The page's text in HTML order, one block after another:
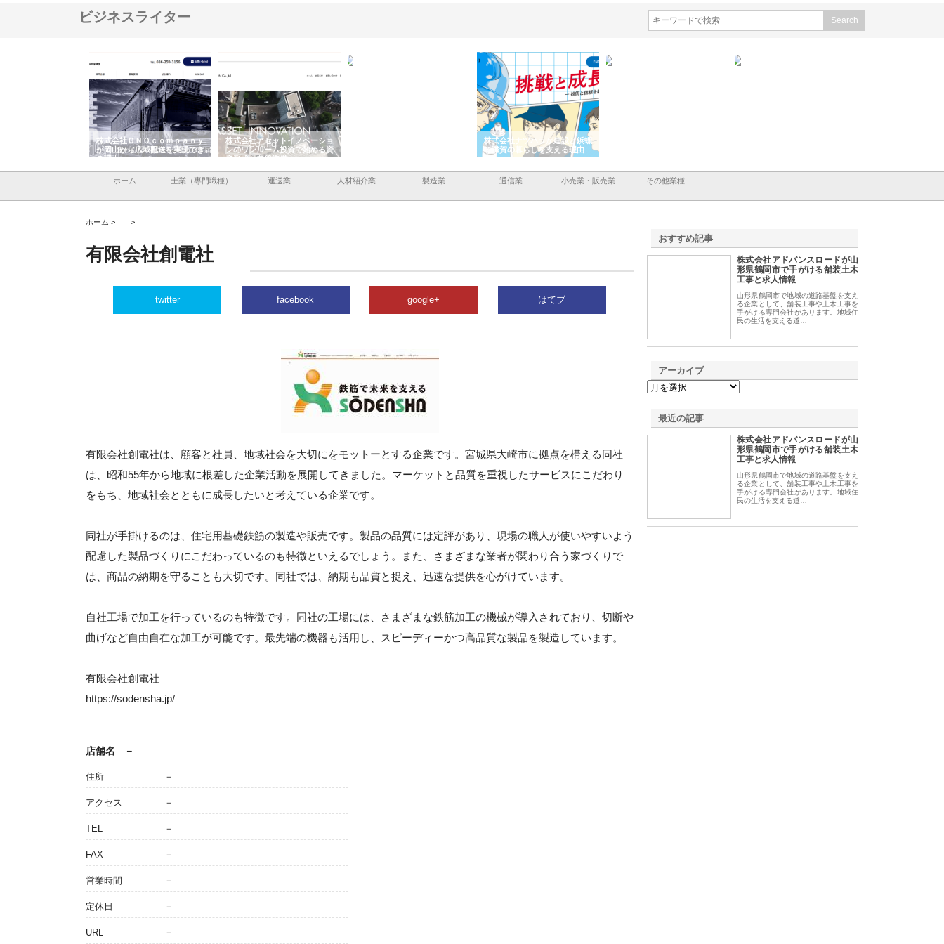
ビジネスライター
株式会社ＯＮＯｃｏｍｐａｎｙ
が岡山から広域配送を実現でき
る理由
株式会社アセットイノベーショ
ンのワンルーム投資で始める資
産形成と老後準備
株式会社ナツハラが建設と鋲螺
で滋賀の暮らしを支える理由
ホーム 士業（専門職種） 運送業 人材紹介業 製造業 通信業 小売業・販売業 その他業種
ホーム > >
有限会社創電社
twitter facebook google+ はてブ
有限会社創電社は、顧客と社員、地域社会を大切にをモットーとする企業です。宮城県大崎市に拠点を構える同社
は、昭和55年から地域に根差した企業活動を展開してきました。マーケットと品質を重視したサービスにこだわり
をもち、地域社会とともに成長したいと考えている企業です。
同社が手掛けるのは、住宅用基礎鉄筋の製造や販売です。製品の品質には定評があり、現場の職人が使いやすいよう
配慮した製品づくりにこだわっているのも特徴といえるでしょう。また、さまざまな業者が関わり合う家づくりで
は、商品の納期を守ることも大切です。同社では、納期も品質と捉え、迅速な提供を心がけています。
自社工場で加工を行っているのも特徴です。同社の工場には、さまざまな鉄筋加工の機械が導入されており、切断や
曲げなど自由自在な加工が可能です。最先端の機器も活用し、スピーディーかつ高品質な製品を製造しています。
有限会社創電社
https://sodensha.jp/
店舗名 －
住所 －
アクセス －
TEL －
FAX －
営業時間 －
定休日 －
URL －
おすすめ記事
株式会社アドバンスロードが山
形県鶴岡市で手がける舗装土木
工事と求人情報
山形県鶴岡市で地域の道路基盤を支え
る企業として、舗装工事や土木工事を
手がける専門会社があります。地域住
民の生活を支える道…
アーカイブ
最近の記事
株式会社アドバンスロードが山
形県鶴岡市で手がける舗装土木
工事と求人情報
山形県鶴岡市で地域の道路基盤を支え
る企業として、舗装工事や土木工事を
手がける専門会社があります。地域住
民の生活を支える道…